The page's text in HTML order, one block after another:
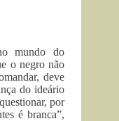
mundo do
o negro não
deve
do ideário
por
é branca”,